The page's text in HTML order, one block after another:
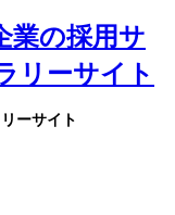
業の採用サ
リーサイト
ーサイト